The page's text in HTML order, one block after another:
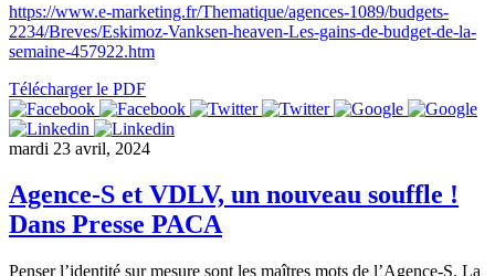
https://www.e-marketing.fr/Thematique/agences-1089/budgets-
2234/Breves/Eskimoz-Vanksen-heaven-Les-gains-de-budget-de-la-
semaine-457922.htm
Télécharger le PDF
mardi 23 avril, 2024
Agence-S et VDLV, un nouveau souffle !
Dans Presse PACA
Penser l’identité sur mesure sont les maîtres mots de l’Agence-S. La